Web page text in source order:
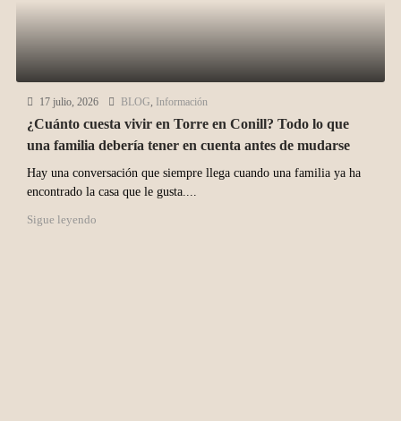
17 julio, 2026 BLOG Información
¿Cuánto cuesta vivir en Torre en Conill? Todo lo que
una familia debería tener en cuenta antes de mudarse
Hay una conversación que siempre llega cuando una familia ya ha
encontrado la casa que le gusta....
Sigue leyendo